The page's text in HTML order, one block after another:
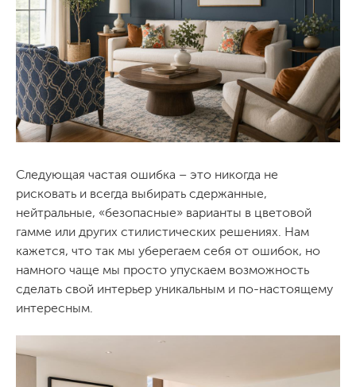
Следующая частая ошибка – это никогда не
рисковать и всегда выбирать сдержанные,
нейтральные, «безопасные» варианты в цветовой
гамме или других стилистических решениях. Нам
кажется, что так мы уберегаем себя от ошибок, но
намного чаще мы просто упускаем возможность
сделать свой интерьер уникальным и по-настоящему
интересным.